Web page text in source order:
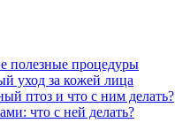
полезные процедуры
уход за кожей лица
птоз и что с ним делать?
что с ней делать?